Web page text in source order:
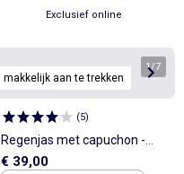
Exclusief online
makkelijk aan te trekken
1/7
(5)
Regenjas met capuchon -
collectie gemakkelijk aan te
€ 39,00